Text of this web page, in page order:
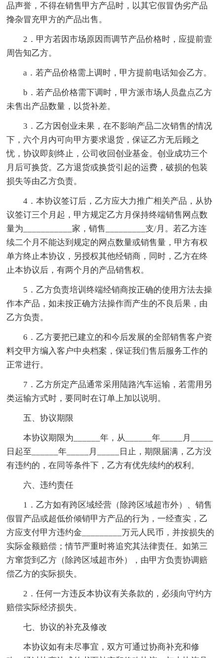
品声誉，不得在销售甲方产品时，以其它假冒伪劣产品
搀杂冒充甲方的产品出售。
2．甲方若因市场原因而调节产品价格时，应提前壹
周告知乙方。
a．若产品价格需上调时，甲方提前电话知会乙方。
b．若产品价格需下调时，甲方派市场人员盘点乙方
未售出产品数量，以货补差。
3．乙方因创业未果，在不影响产品二次销售的情况
下，六个月内可向甲方要求退货，保证乙方无后顾之
忧，协议即刻终止，公司收回创业基金。创业成功三个
月后可换货。乙方退货或换货引起的运费，破损的包装
损失等由乙方负责。
4．本协议签订后，乙方应大力推广相关产品，从协
议签订三个月起，甲方规定乙方月保持终端销售网点数
量为___________家，销售_________支/月。若乙方连
续二个月不能达到规定的网点数量或销售量，甲方有权
单方终止本协议，另授权其他经销商，同时，乙方在终
止本协议后，有两个月的产品销售权。
5．乙方负责培训终端经销商按正确的使用方法去操
作本产品，如未按正确方法操作而产生的不良后果，由
乙方负责。
6．乙方要把已建立的和今后发展的全部销售客户资
料交甲方编入客户中央档案，保证我们售后服务工作的
正常进行。
7．乙方所定产品通常采用陆路汽车运输，若需用另
类运输方式时，要同时在订单上加以说明。
五、协议期限
本协议期限为______年，从______年_____月_____
日起至______年_____月_____日止，期限届满，乙方没
有违约的，在同等条件下，乙方有优先续约的权利。
六、违约责任
1．乙方如有跨区域经营（除跨区域超市外）、销售
假冒产品或超低价倾销甲方产品的行为，一经查实，乙
方应支付甲方违约金_________万元人民币，并按损失的
实际金额赔偿；情节严重时将追究其法律责任。如第三
方窜货到乙方（除跨区域超市外），由甲方负责协调赔
偿乙方的实际损失。
2．任何一方违反本协议有关条款的，必须向守约方
赔偿实际经济损失。
七、协议的补充及修改
本协议如有未尽事宜，双方可通过协商补充和修